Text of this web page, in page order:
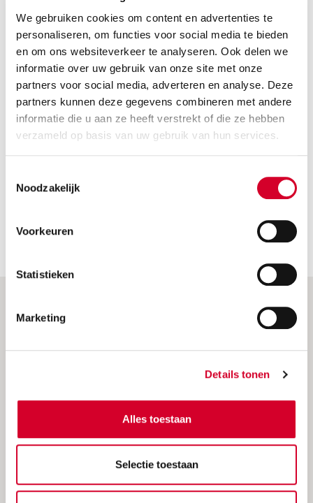
We gebruiken cookies om content en advertenties te
personaliseren, om functies voor social media te bieden
en om ons websiteverkeer te analyseren. Ook delen we
informatie over uw gebruik van onze site met onze
partners voor social media, adverteren en analyse. Deze
partners kunnen deze gegevens combineren met andere
informatie die u aan ze heeft verstrekt of die ze hebben
verzameld op basis van uw gebruik van hun services.
Noodzakelijk
Voorkeuren
Statistieken
Marketing
Details tonen
Alles toestaan
Selectie toestaan
Geniet 3 dagen lang voor de
prijs van 2 in Duitsland
Ben je binnenkort in Duitsland en wil je een
Partner aanbiedingen
Hier vind je alle partner aanbiedingen van Avis